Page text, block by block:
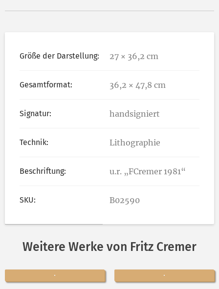
Größe der Darstellung: 27 × 36,2 cm
Gesamtformat: 36,2 × 47,8 cm
Signatur: handsigniert
Technik: Lithographie
Beschriftung: u.r. „FCremer 1981“
SKU: B02590
Weitere Werke von Fritz Cremer